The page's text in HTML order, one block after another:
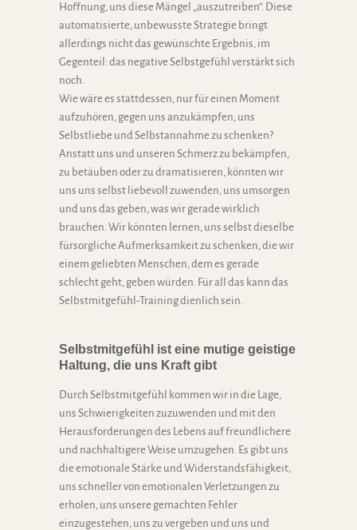
Hoffnung, uns diese Mängel „auszutreiben“. Diese
automatisierte, unbewusste Strategie bringt
allerdings nicht das gewünschte Ergebnis, im
Gegenteil: das negative Selbstgefühl verstärkt sich
noch.
Wie wäre es stattdessen, nur für einen Moment
aufzuhören, gegen uns anzukämpfen, uns
Selbstliebe und Selbstannahme zu schenken?
Anstatt uns und unseren Schmerz zu bekämpfen,
zu betäuben oder zu dramatisieren, könnten wir
uns uns selbst liebevoll zuwenden, uns umsorgen
und uns das geben, was wir gerade wirklich
brauchen. Wir könnten lernen, uns selbst dieselbe
fürsorgliche Aufmerksamkeit zu schenken, die wir
einem geliebten Menschen, dem es gerade
schlecht geht, geben würden. Für all das kann das
Selbstmitgefühl-Training dienlich sein.
Selbstmitgefühl ist eine mutige geistige
Haltung, die uns Kraft gibt
Durch Selbstmitgefühl kommen wir in die Lage,
uns Schwierigkeiten zuzuwenden und mit den
Herausforderungen des Lebens auf freundlichere
und nachhaltigere Weise umzugehen. Es gibt uns
die emotionale Stärke und Widerstandsfähigkeit,
uns schneller von emotionalen Verletzungen zu
erholen, uns unsere gemachten Fehler
einzugestehen, uns zu vergeben und uns und